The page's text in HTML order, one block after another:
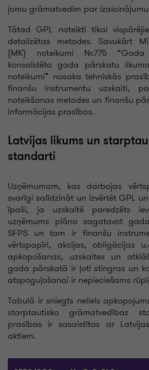
jomu grāmatvedim par
Tātad GPL noteikti tikai
detalizētas metodes. Savukārt
(MK) noteikumi Nr.775
konsolidēto gada pārskatu
noteikumi” nosaka tehniskās
finanšu instrumentu uzskaiti,
noteikšanas metodes un finanšu
informācijas prasības.
Latvijas likums un
standarti
Uzņēmumam, kas darbojas
svarīgi salīdzināt un izvērtēt GPL
īpaši, ja uzskaitē paredzēts
uzņēmums plāno sagatavot
SFPS un tam ir finanšu
vērtspapīri, akcijas, obligācijas
apkopošanas, uzskaites un
gada pārskatā ir ļoti stingras un
atspoguļošanai ir nepieciešams
Tabulā ir sniegts neliels
starptautisko grāmatvedības
prasības ir sasaistītas ar
aktiem.